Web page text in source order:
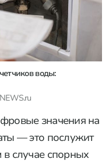
воды:
значения на
— это послужит
случае спорных